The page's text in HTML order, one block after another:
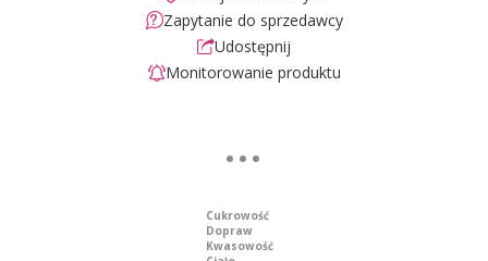
Zapytanie do sprzedawcy
Udostępnij
Monitorowanie produktu
Cukrowość
Dopraw
Kwasowość